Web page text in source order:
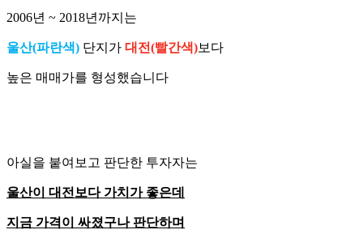
2006년 ~ 2018년까지는
울산(파란색) 단지가 대전(빨간색)보다
높은 매매가를 형성했습니다
아실을 붙여보고 판단한 투자자는
울산이 대전보다 가치가 좋은데
지금 가격이 싸졌구나 판단하며